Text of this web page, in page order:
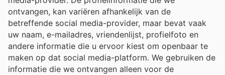
ontvangen, kan variëren afhankelijk van de
betreffende social media-provider, maar bevat vaak
uw naam, e-mailadres, vriendenlijst, profielfoto en
andere informatie die u ervoor kiest om openbaar te
maken op dat social media-platform. We gebruiken de
informatie die we ontvangen alleen voor de